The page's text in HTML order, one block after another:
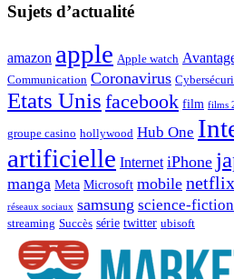
Sujets d’actualité
amazon apple Apple watch
Communication Coronavirus
Etats Unis facebook film films
groupe casino hollywood Hub One
artificielle Internet iPhone
manga Meta Microsoft mobile netflix
réseaux sociaux samsung science-fiction
streaming Succès série twitter ubisoft